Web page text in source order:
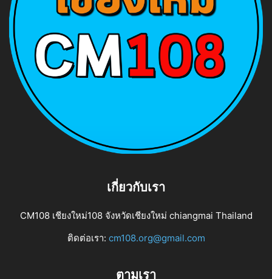
เกี่ยวกับเรา
CM108 เชียงใหม่108 จังหวัดเชียงใหม่ chiangmai Thailand
ติดต่อเรา: cm108.org@gmail.com
ตามเรา